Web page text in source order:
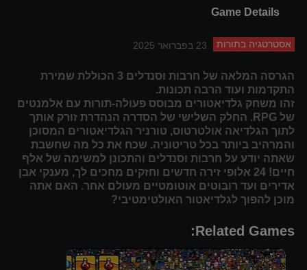
Game Details
אסטרטגיה בתורות 23 בפברואר 2025
הגרסה המלאה של חרבות וסנדלים 3 הכוללת שמירת
התקדמות ועוד הרבה תכונות.
זהו משחק גלדיאטורים מבוסס פעולה-תורות עם אלמנטים
של RPG. החלק השלישי של הסדרה הנהדרת זורק אותך
לתוך הגלדיאה אולטרטוס, טורניר הגלדיאטורים המסוכן
והמרהיב ביותר בכל טריטוניה. שכח את כל מה שחשבת
שאתה יודע על חרבות וסנדלים והתכונן למשימה של אלף
חיים! 24 אלופי זירה חדשים וחזקים מחכים לך, מענקי אבן
אדירים ועד רובוטים אוטומטיים מעולם אחר. האם אתה
מוכן להפוך לגלדיאטור האולטימטיבי?
Related Games: